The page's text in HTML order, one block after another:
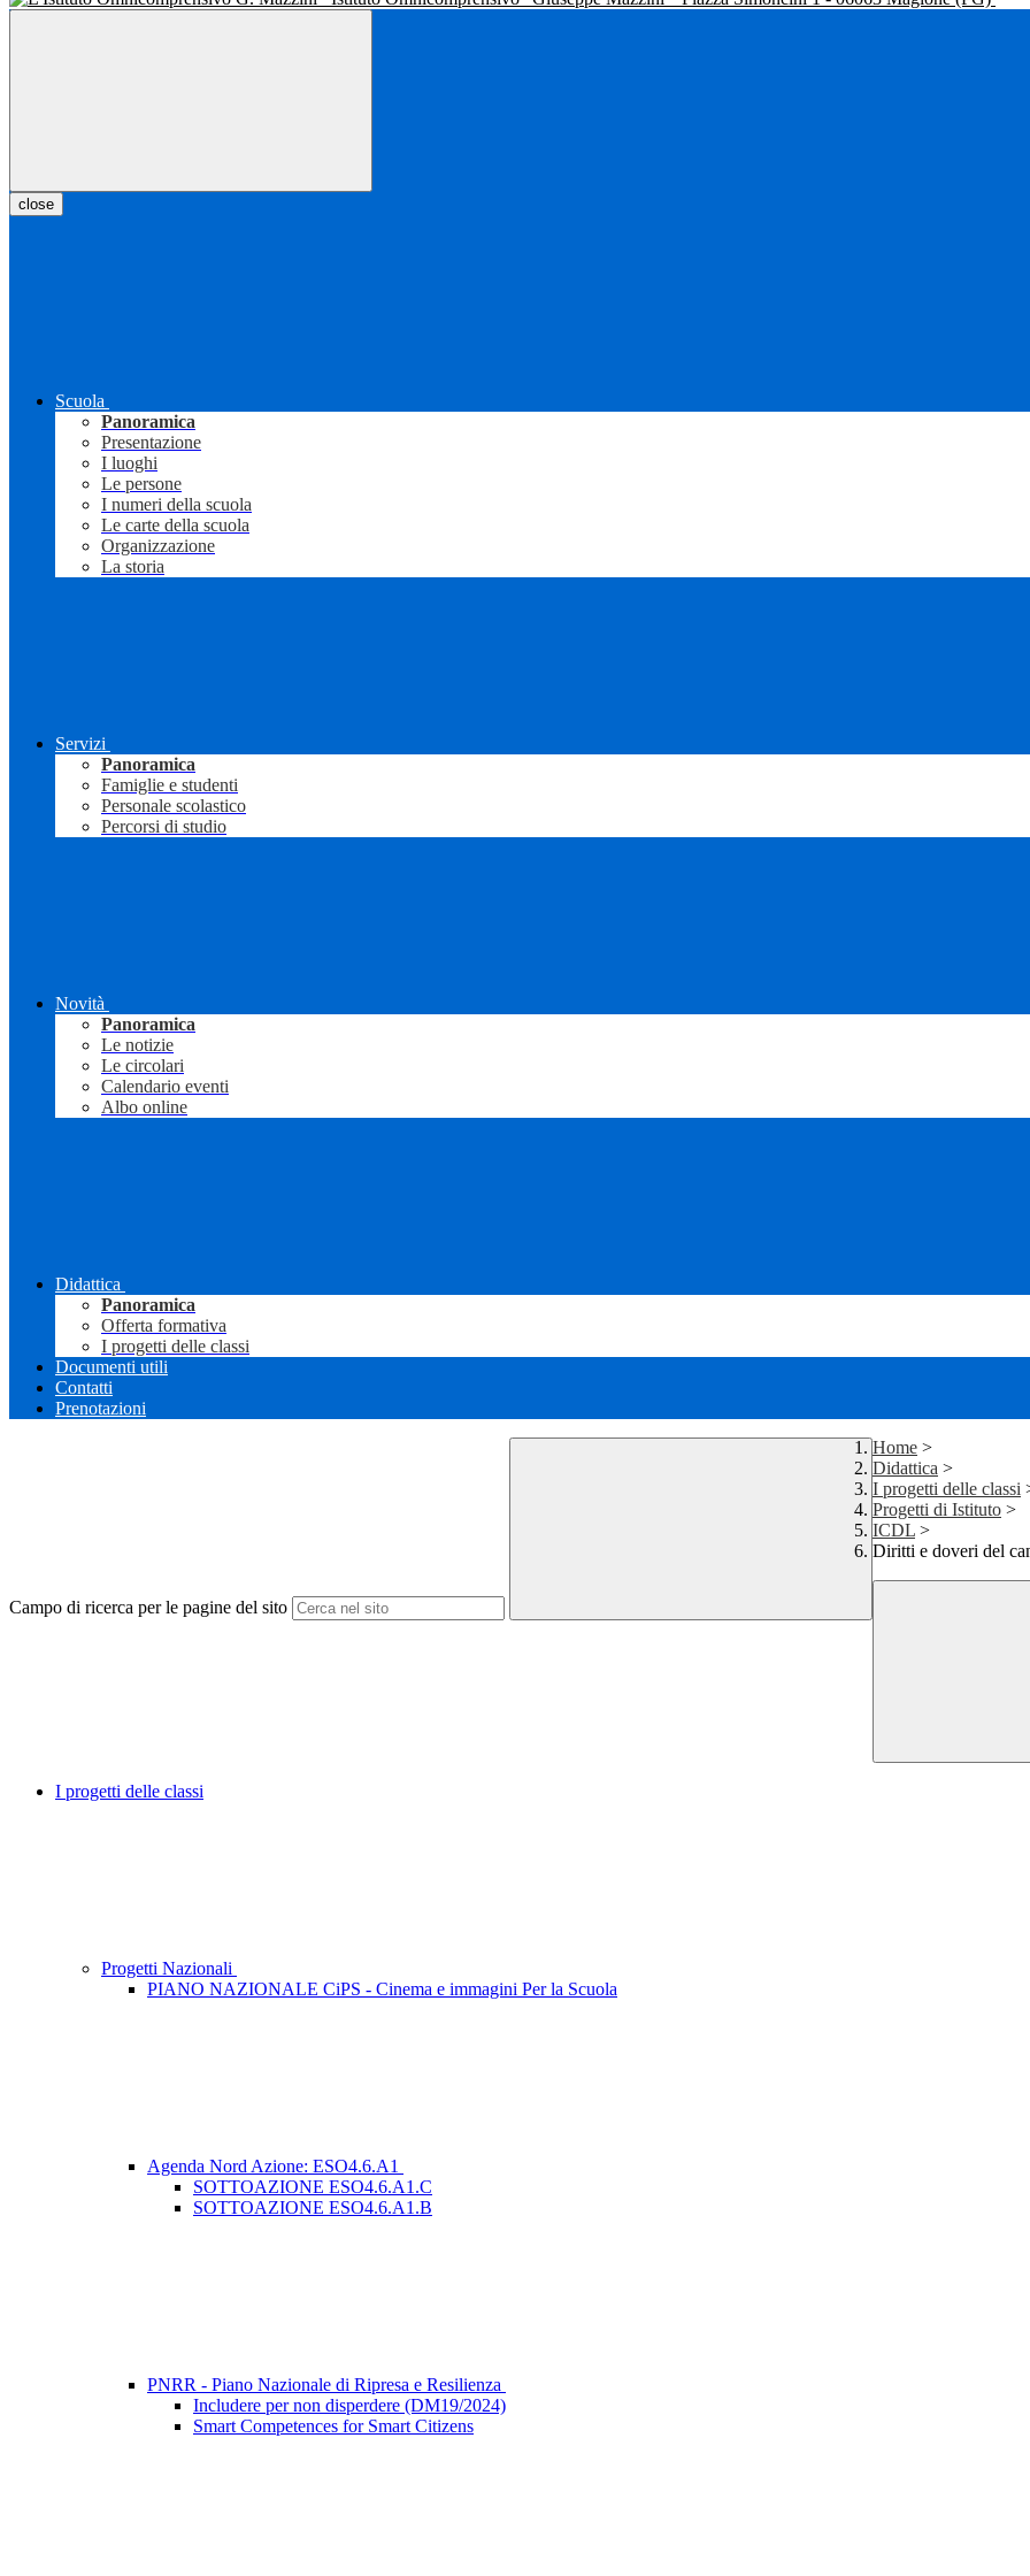
close
Scuola
Panoramica
Presentazione
I luoghi
Le persone
I numeri della scuola
Le carte della scuola
Organizzazione
La storia
Servizi
Panoramica
Famiglie e studenti
Personale scolastico
Percorsi di studio
Novità
Panoramica
Le notizie
Le circolari
Calendario eventi
Albo online
Didattica
Panoramica
Offerta formativa
I progetti delle classi
Documenti utili
Contatti
Prenotazioni
Campo di ricerca per le pagine del sito
Home >
Didattica >
I progetti delle classi
Progetti di Istituto >
ICDL >
Diritti e doveri del
I progetti delle classi
Progetti Nazionali
PIANO NAZIONALE CiPS - Cinema e immagini Per la Scuola
Agenda Nord Azione: ESO4.6.A1
SOTTOAZIONE ESO4.6.A1.C
SOTTOAZIONE ESO4.6.A1.B
PNRR - Piano Nazionale di Ripresa e Resilienza
Includere per non disperdere (DM19/2024)
Smart Competences for Smart Citizens